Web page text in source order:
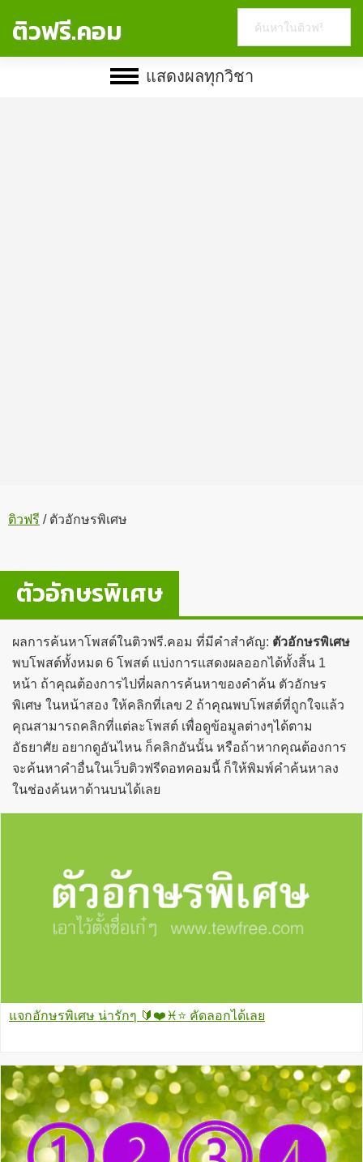
ติวฟรี.คอม
website
แสดงผลทุกวิชา
ติวฟรี /ตัวอักษรพิเศษ
ตัวอักษรพิเศษ
ผลการค้นหาโพสต์ในติวฟรี.คอม ที่มีคำสำคัญ: ตัวอักษรพิเศษ
พบโพสต์ทั้งหมด 6 โพสต์ แบ่งการแสดงผลออกได้ทั้งสิ้น 1
หน้า ถ้าคุณต้องการไปที่ผลการค้นหาของคำค้น ตัวอักษร
พิเศษ ในหน้าสอง ให้คลิกที่เลข 2 ถ้าคุณพบโพสต์ที่ถูกใจแล้ว
คุณสามารถคลิกที่แต่ละโพสต์ เพื่อดูข้อมูลต่างๆได้ตาม
อัธยาศัย อยากดูอันไหน ก็คลิกอันนั้น หรือถ้าหากคุณต้องการ
จะค้นหาคำอื่นในเว็บติวฟรีดอทคอมนี้ ก็ให้พิมพ์คำค้นหาลง
ในช่องค้นหาด้านบนได้เลย
แจกอักษรพิเศษ น่ารักๆ 🔰❤️♓⭐ คัดลอกได้เลย